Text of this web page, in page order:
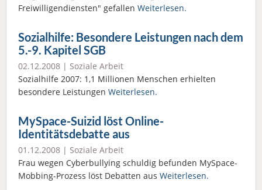
Freiwilligendiensten" gefallen Weiterlesen.
Sozialhilfe: Besondere Leistungen nach dem
5.-9. Kapitel SGB
02.12.2008 | Soziale Arbeit
Sozialhilfe 2007: 1,1 Millionen Menschen erhielten
besondere Leistungen Weiterlesen.
MySpace-Suizid löst Online-
Identitätsdebatte aus
01.12.2008 | Soziale Arbeit
Frau wegen Cyberbullying schuldig befunden MySpace-
Mobbing-Prozess löst Debatten aus Weiterlesen.